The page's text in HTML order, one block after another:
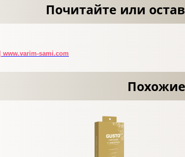
Почитайте или
| www.varim-sami.com